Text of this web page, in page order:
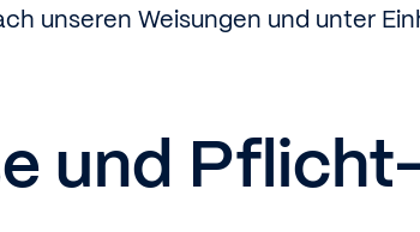
unseren Weisungen und unter
und